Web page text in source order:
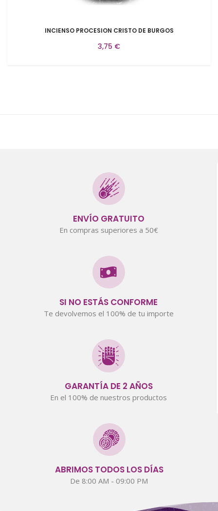
INCIENSO PROCESION CRISTO DE BURGOS
3,75 €
ENVÍO GRATUITO
En compras superiores a 50€
SI NO ESTÁS CONFORME
Te devolvemos el 100% de tu importe
GARANTÍA DE 2 AÑOS
En el 100% de nuestros productos
ABRIMOS TODOS LOS DÍAS
De 8:00 AM - 09:00 PM